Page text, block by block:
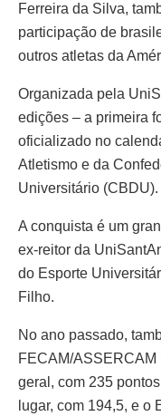
Ferreira da Silva,
participação de
outros atletas da
Organizada pela
edições – a primeira
oficializado no
Atletismo e da
Universitário (CBDU).
A conquista é um
ex-reitor da
do Esporte
Filho.
No ano passado,
FECAM/
geral, com 235
lugar, com 194,5, e o